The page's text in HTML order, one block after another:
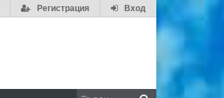
Вход
Регистрация